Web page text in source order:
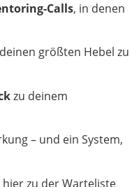
Calls, in denen
größten Hebel zu
zu deinem
– und ein System,
zu der Warteliste